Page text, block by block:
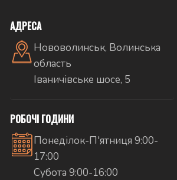
АДРЕСА
Нововолинськ, Волинська
область
Іваничівське шосе, 5
РОБОЧІ ГОДИНИ
Понеділок-П'ятниця 9:00-
17:00
Субота 9:00-16:00